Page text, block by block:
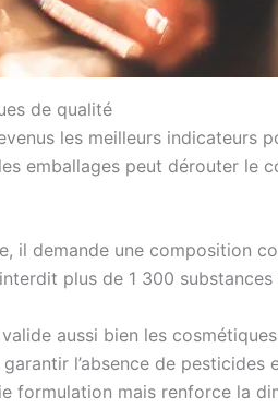
de qualité
les meilleurs indicateurs
emballages peut dérouter le
il demande une composition
plus de 1 300
aussi bien les
l’absence de pesticides
formulation mais renforce la